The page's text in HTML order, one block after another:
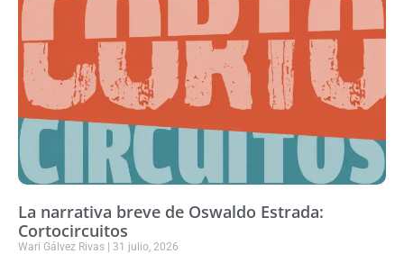
La narrativa breve de Oswaldo Estrada:
Cortocircuitos
Wari Gálvez Rivas 31 julio, 2026